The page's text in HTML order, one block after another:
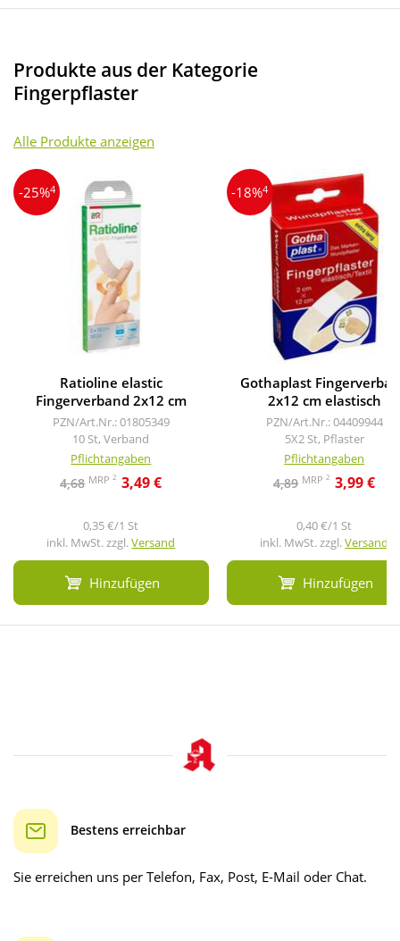
Produkte aus der Kategorie
Fingerpflaster
Alle Produkte anzeigen
-25%4
Ratioline elastic
Fingerverband 2x12 cm
PZN/Art.Nr.: 01805349
10 St, Verband
Pflichtangaben
4,68 MRP2 3,49 €
0,35 €/1 St
inkl. MwSt. zzgl.Versand
Hinzufügen
-18%4
Gothaplast
2x12 cm elastisch
PZN/Art.Nr.: 04409944
5X2 St, Pflaster
Pflichtangaben
4,89 MRP2 3,99 €
0,40 €/1 St
inkl. MwSt. zzgl.Versand
Hinzufügen
Bestens erreichbar
Sie erreichen uns per Telefon, Fax, Post, E-Mail oder Chat.